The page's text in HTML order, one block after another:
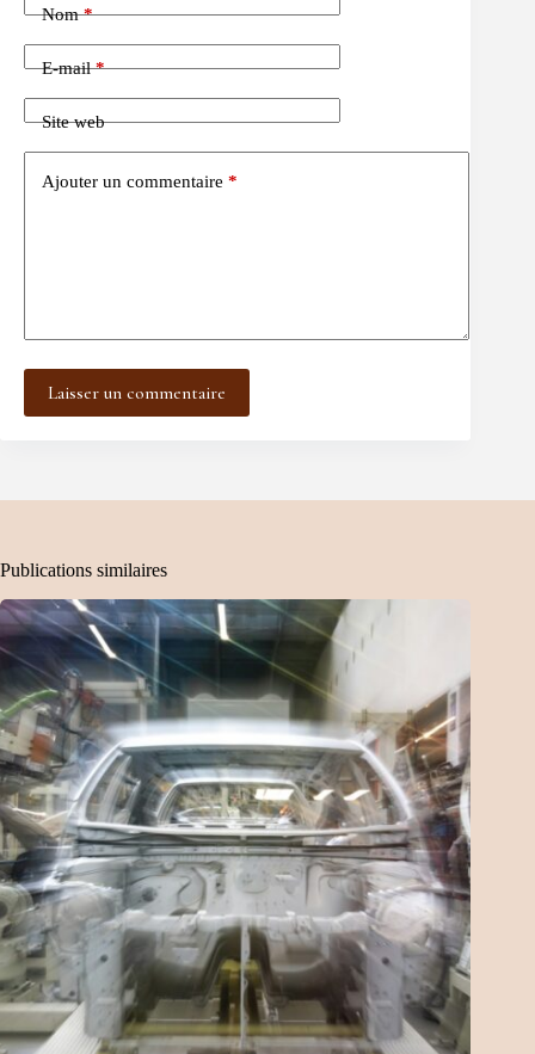
Nom*
E-mail*
Site web
Ajouter un commentaire *
Laisser un commentaire
Publications similaires